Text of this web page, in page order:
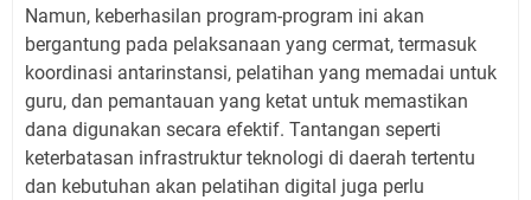
Namun, keberhasilan program-program ini akan
bergantung pada pelaksanaan yang cermat, termasuk
koordinasi antarinstansi, pelatihan yang memadai untuk
guru, dan pemantauan yang ketat untuk memastikan
dana digunakan secara efektif. Tantangan seperti
keterbatasan infrastruktur teknologi di daerah tertentu
dan kebutuhan akan pelatihan digital juga perlu